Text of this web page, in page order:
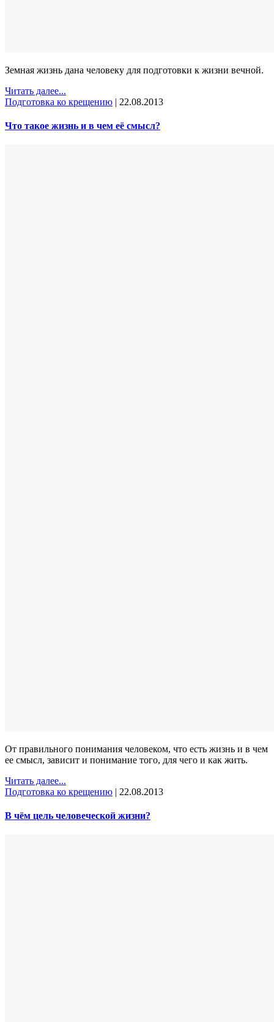
Земная жизнь дана человеку для подготовки к жизни вечной.
Читать далее...
Подготовка ко крещению | 22.08.2013
Что такое жизнь и в чем её смысл?
От правильного понимания человеком, что есть жизнь и в чем
ее смысл, зависит и понимание того, для чего и как жить.
Читать далее...
Подготовка ко крещению | 22.08.2013
В чём цель человеческой жизни?